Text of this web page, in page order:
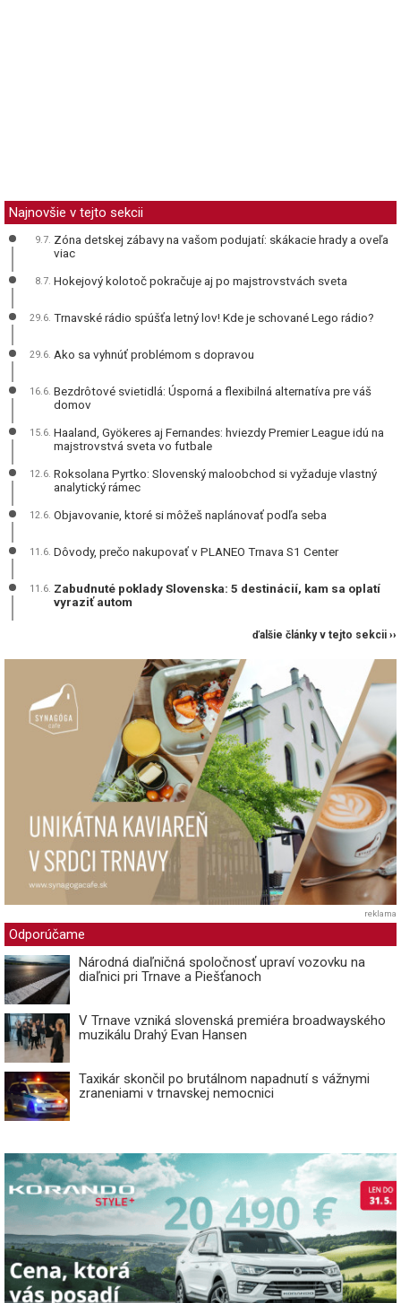
Najnovšie v tejto sekcii
9.7. Zóna detskej zábavy na vašom podujatí: skákacie hrady a oveľa
viac
8.7. Hokejový kolotoč pokračuje aj po majstrovstvách sveta
29.6. Trnavské rádio spúšťa letný lov! Kde je schované Lego rádio?
29.6. Ako sa vyhnúť problémom s dopravou
16.6. Bezdrôtové svietidlá: Úsporná a flexibilná alternatíva pre váš
domov
15.6. Haaland, Gyökeres aj Fernandes: hviezdy Premier League idú na
majstrovstvá sveta vo futbale
12.6. Roksolana Pyrtko: Slovenský maloobchod si vyžaduje vlastný
analytický rámec
12.6. Objavovanie, ktoré si môžeš naplánovať podľa seba
11.6. Dôvody, prečo nakupovať v PLANEO Trnava S1 Center
11.6. Zabudnuté poklady Slovenska: 5 destinácií, kam sa oplatí
vyraziť autom
ďalšie články v tejto sekcii ››
reklama
Odporúčame
Národná diaľničná spoločnosť upraví vozovku na
diaľnici pri Trnave a Piešťanoch
V Trnave vzniká slovenská premiéra broadwayského
muzikálu Drahý Evan Hansen
Taxikár skončil po brutálnom napadnutí s vážnymi
zraneniami v trnavskej nemocnici